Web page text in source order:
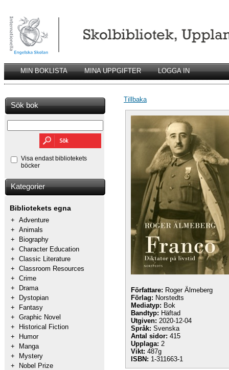
MIN BOKLISTA MINA UPPGIFTER LOGGA IN
Sök bok
Visa endast bibliotekets
böcker
Kategorier
Bibliotekets egna
+ Adventure
+ Animals
+
Biography
+ Character Education
+ Classic Literature
+ Classroom Resources
+ Crime
+
Drama
+
Dystopian
+
Fantasy
+ Graphic Novel
+
Historical Fiction
+
Humor
+
Manga
+
Mystery
+
Nobel Prize
Tillbaka
Författare: Roger Älmeberg
Förlag: Norstedts
Mediatyp: Bok
Bandtyp: Häftad
Utgiven: 2020-12-04
Språk: Svenska
Antal sidor: 415
Upplaga: 2
Vikt: 487g
ISBN: 1-311663-1